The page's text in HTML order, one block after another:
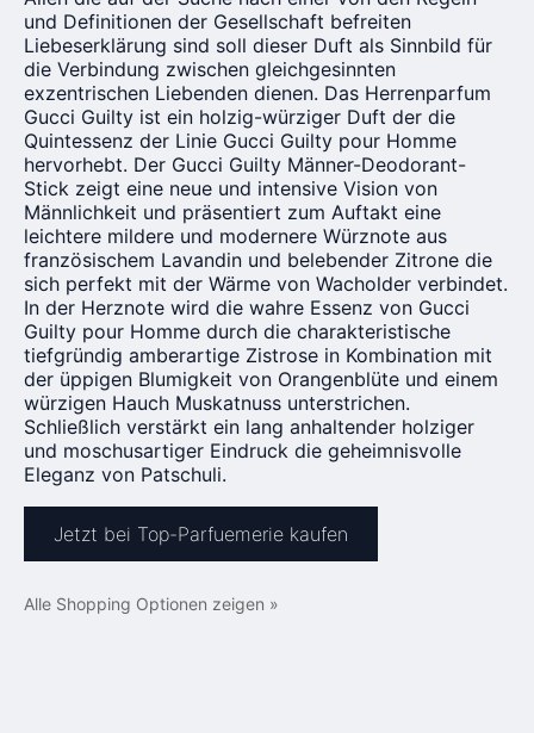
und Definitionen der Gesellschaft befreiten
Liebeserklärung sind soll dieser Duft als Sinnbild für
die Verbindung zwischen gleichgesinnten
exzentrischen Liebenden dienen. Das Herrenparfum
Gucci Guilty ist ein holzig-würziger Duft der die
Quintessenz der Linie Gucci Guilty pour Homme
hervorhebt. Der Gucci Guilty Männer-Deodorant-
Stick zeigt eine neue und intensive Vision von
Männlichkeit und präsentiert zum Auftakt eine
leichtere mildere und modernere Würznote aus
französischem Lavandin und belebender Zitrone die
sich perfekt mit der Wärme von Wacholder verbindet.
In der Herznote wird die wahre Essenz von Gucci
Guilty pour Homme durch die charakteristische
tiefgründig amberartige Zistrose in Kombination mit
der üppigen Blumigkeit von Orangenblüte und einem
würzigen Hauch Muskatnuss unterstrichen.
Schließlich verstärkt ein lang anhaltender holziger
und moschusartiger Eindruck die geheimnisvolle
Eleganz von Patschuli.
Jetzt bei Top-Parfuemerie kaufen
Alle Shopping Optionen zeigen »